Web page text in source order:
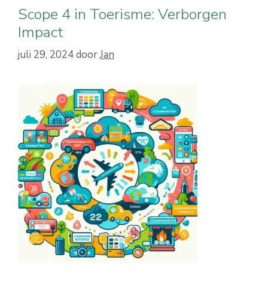
Scope 4 in Toerisme: Verborgen
Impact
juli 29, 2024doorJan